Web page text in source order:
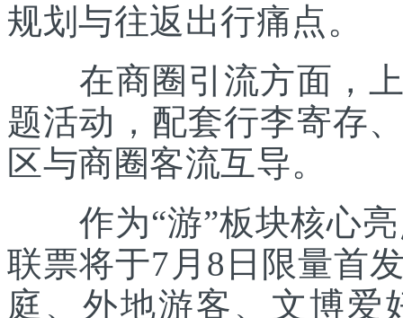
规划与往返出行痛点。
在商圈引流方面，上
题活动，配套行李寄存
区与商圈客流互导。
作为“游”板块核心亮
联票将于7月8日限量首
庭、外地游客、文博爱